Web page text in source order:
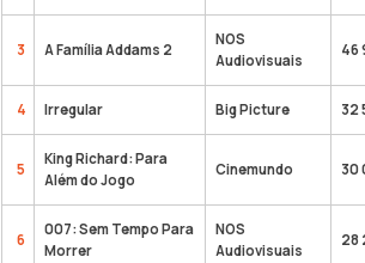
3 A Família Addams 2
NOS
Audiovisuais
46
4 Irregular Big Picture 32
5
King Richard: Para
Além do Jogo
Cinemundo 30
6
007: Sem Tempo Para
Morrer
NOS
Audiovisuais
28